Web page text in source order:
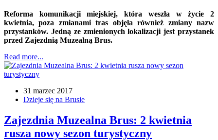
Reforma komunikacji miejskiej, która weszła w życie 2
kwietnia, poza zmianami tras objęła również zmiany nazw
przystanków. Jedną ze zmienionych lokalizacji jest przystanek
przed Zajezdnią Muzealną Brus.
Read more...
31 marzec 2017
Dzieje się na Brusie
Zajezdnia Muzealna Brus: 2 kwietnia
rusza nowy sezon turystyczny